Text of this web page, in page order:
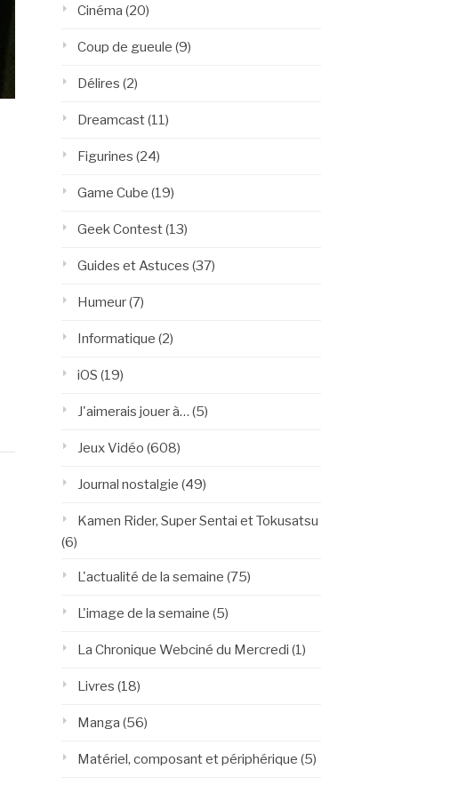
Cinéma (20)
Coup de gueule (9)
Délires (2)
Dreamcast(11)
Figurines (24)
Game Cube (19)
Geek Contest(13)
Guides et Astuces (37)
Humeur(7)
Informatique (2)
iOS (19)
J'aimerais jouer à… (5)
Jeux Vidéo (608)
Journal nostalgie (49)
Kamen Rider, Super Sentai et Tokusatsu
(6)
L'actualité de la semaine (75)
L'image de la semaine (5)
La Chronique Webciné du Mercredi (1)
Livres (18)
Manga (56)
Matériel, composant et périphérique (5)